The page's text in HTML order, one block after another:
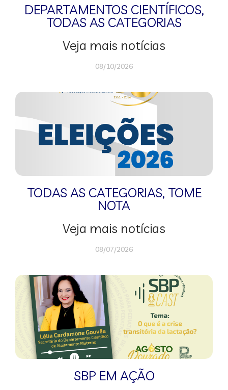
DEPARTAMENTOS CIENTÍFICOS,
TODAS AS CATEGORIAS
Veja mais notícias
08/10/2026
TODAS AS CATEGORIAS, TOME
NOTA
Veja mais notícias
08/07/2026
SBP EM AÇÃO